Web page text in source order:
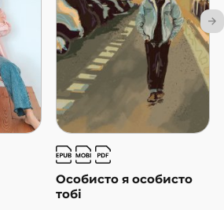
Особисто я особисто
тобі